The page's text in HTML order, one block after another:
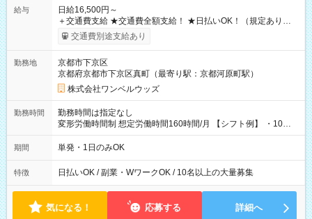
給与
日給16,500円～
＋交通費支給 ★交通費全額支給！ ★日払いOK！（規定あり） ┗
働いたその日に現金GET♪ お仕事後はコンビニATMから 日払
交通費別途支給あり
勤務地
京都市下京区
京都府京都市下京区真町（最寄り駅：京都河原町駅）
株式会社ワンベルウッズ
勤務時間
勤務時間は指定なし
変形労働時間制 想定労働時間160時間/月 【シフト例】 ・10：
00～20：00
期間 単発・1日のみOK
特徴 日払いOK / 副業・WワークOK / 10名以上の大量募集
気になる！ 応募する 詳細へ